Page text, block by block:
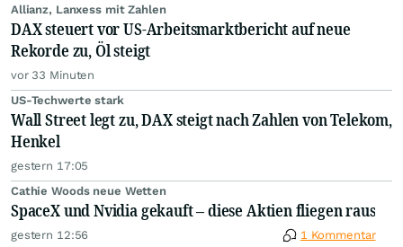
Allianz, Lanxess mit Zahlen
DAX steuert vor US-Arbeitsmarktbericht auf neue
Rekorde zu, Öl steigt
vor 33 Minuten
US-Techwerte stark
Wall Street legt zu, DAX steigt nach Zahlen von Telekom,
Henkel
gestern 17:05
Cathie Woods neue Wetten
SpaceX und Nvidia gekauft – diese Aktien fliegen raus
gestern 12:56 1 Kommentar